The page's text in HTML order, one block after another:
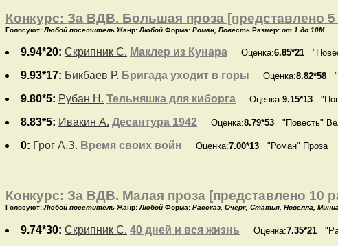
Конкурс: За ВДВ. Большая проза [представлено 5
Голосуют:Любой посетитель Жанр:Любой Форма: Роман, Повесть Размер: от 1 до 10M
9.94*20: Скрипник С. Маклер из Кунара Оценка:6.85*21
9.93*17: Бикбаев Р. Бригада уходит в горы Оценка:8.82*58
9.80*5: Рубан Н. Тельняшка для киборга Оценка:9.15*13
8.83*5: Ивакин А. Десантура 1942 Оценка:8.79*53 "Повесть"
0: Грог А.З. Время своих войн Оценка:7.00*13 "Роман" Проза
Конкурс: За ВДВ. Малая проза [представлено 10
Голосуют:Любой посетитель Жанр:Любой Форма: Рассказ, Очерк, Статья, Новелла,
9.74*30: Скрипник С. 40 дней и вся жизнь Оценка:7.35*21